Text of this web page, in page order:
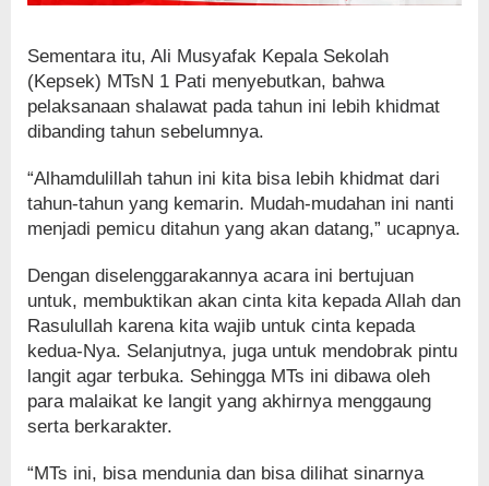
Sementara itu, Ali Musyafak Kepala Sekolah
(Kepsek) MTsN 1 Pati menyebutkan, bahwa
pelaksanaan shalawat pada tahun ini lebih khidmat
dibanding tahun sebelumnya.
“Alhamdulillah tahun ini kita bisa lebih khidmat dari
tahun-tahun yang kemarin. Mudah-mudahan ini nanti
menjadi pemicu ditahun yang akan datang,” ucapnya.
Dengan diselenggarakannya acara ini bertujuan
untuk, membuktikan akan cinta kita kepada Allah dan
Rasulullah karena kita wajib untuk cinta kepada
kedua-Nya. Selanjutnya, juga untuk mendobrak pintu
langit agar terbuka. Sehingga MTs ini dibawa oleh
para malaikat ke langit yang akhirnya menggaung
serta berkarakter.
“MTs ini, bisa mendunia dan bisa dilihat sinarnya